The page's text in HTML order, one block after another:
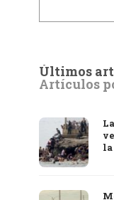
Últimos
Artículos